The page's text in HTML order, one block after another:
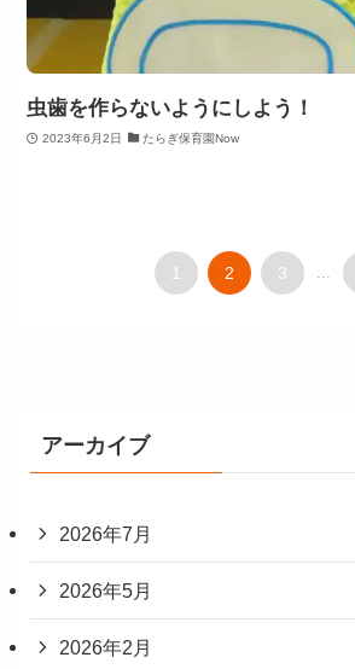
虫歯を作らないようにしよう！
2023年6月2日 たらぎ保育園Now
1 2 3 ...
アーカイブ
2026年7月
2026年5月
2026年2月